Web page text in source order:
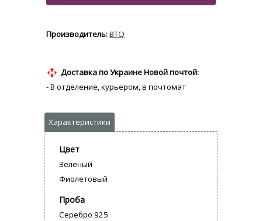
BTQ
Доставка по Украине Новой почтой:
- В отделение, курьером, в почтомат
Цвет
Зеленый
Фиолетовый
Проба
Серебро 925